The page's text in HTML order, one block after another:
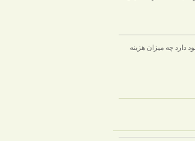
دارد چه میزان هزینه